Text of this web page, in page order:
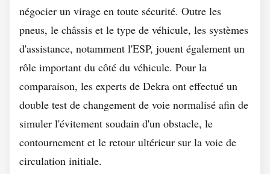
négocier un virage en toute sécurité. Outre les
pneus, le châssis et le type de véhicule, les systèmes
d'assistance, notamment l'ESP, jouent également un
rôle important du côté du véhicule. Pour la
comparaison, les experts de Dekra ont effectué un
double test de changement de voie normalisé afin de
simuler l'évitement soudain d'un obstacle, le
contournement et le retour ultérieur sur la voie de
circulation initiale.